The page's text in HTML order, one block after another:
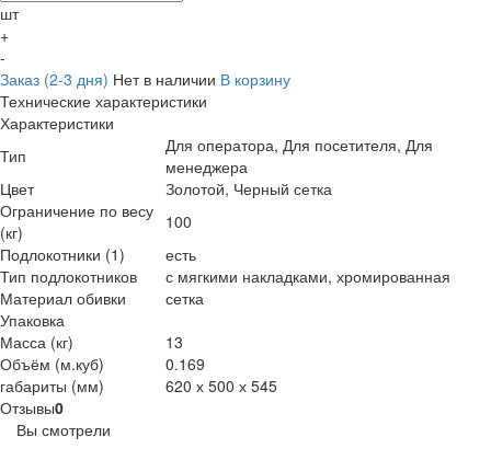
шт
+
-
Заказ (2-3 дня) Нет в наличии В корзину
Технические характеристики
Характеристики
Тип
Для оператора, Для посетителя, Для
менеджера
Цвет
Золотой, Черный сетка
Ограничение по весу
(кг)
100
Подлокотники (1)
есть
Тип подлокотников
с мягкими накладками, хромированная
Материал обивки
сетка
Упаковка
Масса (кг)
13
Объём (м.куб)
0.169
габариты (мм)
620 х 500 х 545
Отзывы0
Вы смотрели